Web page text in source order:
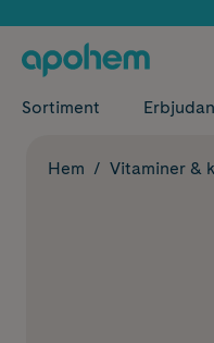
Sortiment
Hem Vitaminer &